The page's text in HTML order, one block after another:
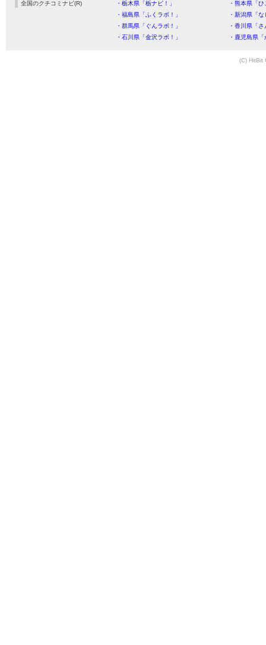
全国のクチコミナビ(R) ・栃木県「栃ナビ！」
・熊本県「
・福島県「ふくラボ！」
・新潟県「
・群馬県「ぐんラボ！」
・香川県「
・石川県「金沢ラボ！」
・鹿児島県
(C) HitBit